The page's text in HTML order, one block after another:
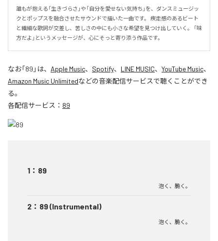
誰もが抱える「生きづらさ」や「自分を愛せない気持ち」を、ダンスミュージッ
クとポップスを融合させたサウンドで描いた一曲です。 疾走感のあるビート
と繊細な歌詞が交差し、苦しさの中にも小さな希望を見つけ出していく。 「味
方だよ」というメッセージが、心にそっと寄り添う作品です。
なお「89 」は、 Apple Music、 Spotify、 LINE MUSIC、 YouTube Music、
Amazon Music Unlimitedなどの音楽配信サービスで聴くことができ
る。
各配信サービス： 89
1 ： 89
泡く、脆く。
2 ： 89 (Instrumental)
泡く、脆く。